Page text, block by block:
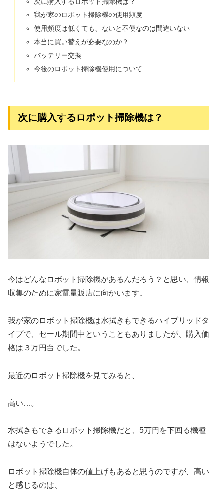
我が家のロボット掃除機の使用頻度
使用頻度は低くても、ないと不便なのは間違いない
本当に買い替えが必要なのか？
バッテリー交換
今後のロボット掃除機使用について
次に購入するロボット掃除機は？
今はどんなロボット掃除機があるんだろう？と思い、情報
収集のために家電量販店に向かいます。
我が家のロボット掃除機は水拭きもできるハイブリッドタ
イプで、セール期間中ということもありましたが、購入価
格は３万円台でした。
最近のロボット掃除機を見てみると、
高い…。
水拭きもできるロボット掃除機だと、5万円を下回る機種
はないようでした。
ロボット掃除機自体の値上げもあると思うのですが、高い
と感じるのは、